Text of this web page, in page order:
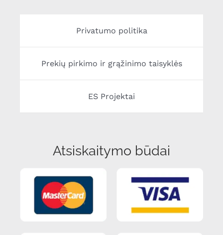
Privatumo politika
Prekių pirkimo ir grąžinimo taisyklės
ES Projektai
Atsiskaitymo būdai